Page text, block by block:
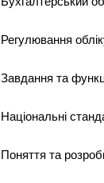
Регулювання
Завдання та
Національні
Поняття та